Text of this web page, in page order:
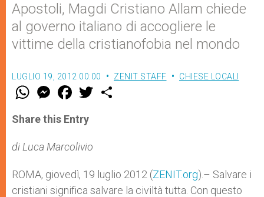
Apostoli, Magdi Cristiano Allam chiede
al governo italiano di accogliere le
vittime della cristianofobia nel mondo
LUGLIO 19, 2012 00:00 ZENIT STAFF CHIESE LOCALI
W
t
s
p
p
M
e
s
e
g
e
F
a
e
b
o
k
w
Share this Entry
di Luca Marcolivio
ROMA, giovedì, 19 luglio 2012 (ZENIT.org).– Salvare i
cristiani significa salvare la civiltà tutta. Con questo